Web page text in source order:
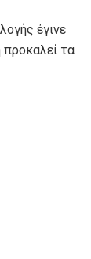
έγινε
προκαλεί τα